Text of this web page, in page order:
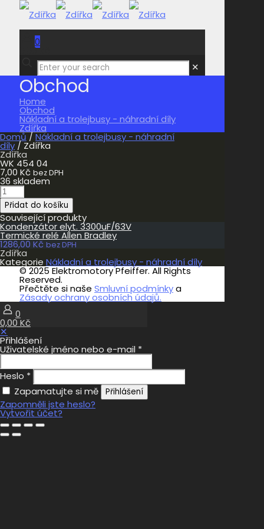
0
0,00 Kč
✕
Obchod
Home
Obchod
Nákladní a trolejbusy - náhradní díly
Zdířka
Domů / Nákladní a trolejbusy - náhradní
díly / Zdířka
Zdířka
WK 454 04
7,00 Kč bez DPH
36 skladem
Zdířka
množství
Přidat do košíku
Související produkty
Kondenzátor elyt. 3300uF/63V
Termické relé Allen Bradley
1286,00 Kč bez DPH
Zdířka
Kategorie Nákladní a trolejbusy - náhradní díly
© 2025 Elektromotory Pfeiffer. All Rights
Reserved.
Přečtěte si naše Smluvní podmínkya
Zásady ochrany osobních údajů.
0
0,00 Kč
✕
Přihlášení
Uživatelské jméno nebo e-mail *
Heslo *
Zapamatujte si mě
Přihlášení
Zapomněli jste heslo?
Vytvořit účet?